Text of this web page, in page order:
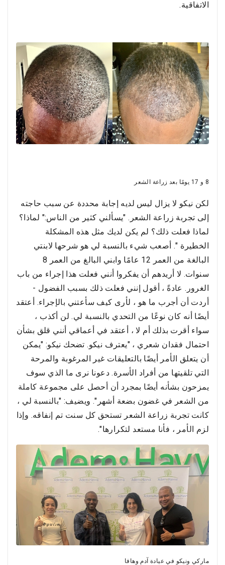
الاتفاقية.
8 و 17 يومًا بعد زراعة الشعر
لكن نيكو لا يزال ليس لديه إجابة محددة عن سبب حاجته
إلى تجربة زراعة الشعر. "يسألني كثير من الناس:" لماذا؟
لماذا فعلت ذلك؟ لم يكن لديك مثل هذه المشكلة
الخطيرة ". أصعب شيء بالنسبة لي هو شرحها لابنتي
البالغة من العمر 12 عامًا وابني البالغ من العمر 8
سنوات. لا أريدهم أن يفكروا أنني فعلت هذا إجراء من باب
الغرور. عادةً ، أقول إنني فعلت ذلك بسبب الفضول -
أردت أن أجرب ما هو ، لأرى كيف سأعتني بالإجراء. أعتقد
أيضًا أنه كان نوعًا من التحدي بالنسبة لي. لن أكذب ،
سواء أقرت بذلك أم لا ، أعتقد في أعماقي أنني قلق بشأن
احتمال فقدان شعري ، "يعترف نيكو. تضحك نيكو: "يمكن
أن يتعلق الأمر أيضًا بالتعليقات غير المرغوبة والمرحة
التي تلقيتها من أفراد الأسرة. دعونا نرى ما الذي سوف
يمزحون بشأنه أيضًا بمجرد أن أحصل على مجموعة كاملة
من الشعر في غضون بضعة أشهر". ويضيف: "بالنسبة لي ،
كانت تجربة زراعة الشعر تستحق كل سنت تم إنفاقه. وإذا
لزم الأمر ، فأنا مستعد لتكرارها".
ماركي ونيكو في عيادة آدم وهافا